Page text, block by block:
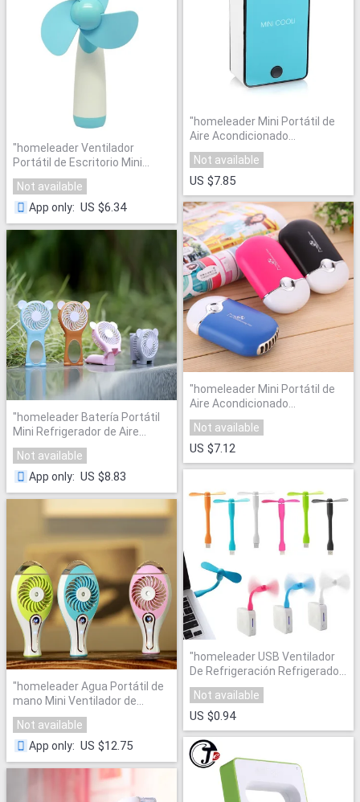
"homeleader Ventilador
Portátil de Escritorio Mini
Portátil de Aire
Not available
App only: US $6.34
"homeleader Batería Portátil
Mini Refrigerador de Aire
Acondicionado
Not available
App only: US $8.83
"homeleader Agua Portátil de
mano Mini Ventilador de
Refrigeración Del Aire
Not available
App only: US $12.75
"homeleader Mini Portátil de
Aire Acondicionado
Refrigerador Ventilador de
Refrigeración
Not available
US $7.85
"homeleader Mini Portátil de
Aire Acondicionado
Refrigerador Ventilador de
Refrigeración
Not available
US $7.12
"homeleader USB Ventilador
De Refrigeración Refrigerador
Portátil de Escritorio Mini
Not available
US $0.94